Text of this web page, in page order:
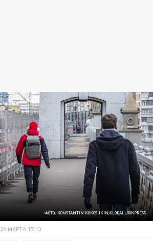
ФОТО: KONSTANTIN KOKOSHKIN/GLOBALLOOKPRESS
20 МАРТА 17:13